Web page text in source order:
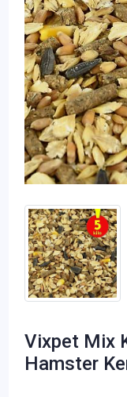
Vixpet Mix
Hamster